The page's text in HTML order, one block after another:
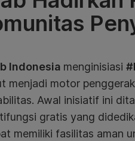
Indonesia menginisiasi
menjadi motor
Awal inisiatif ini
gratis yang
memiliki fasilitas aman